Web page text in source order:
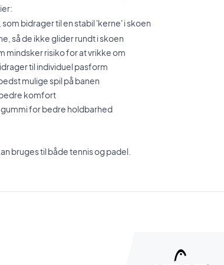
bidrager til en stabil 'kerne' i skoen
, så de ikke glider rundt i skoen
mindsker risiko for at vrikke om
til individuel pasform
mulige spil på banen
komfort
for bedre holdbarhed
bruges til både tennis og padel.